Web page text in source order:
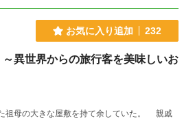
お気に入り追加 232
異世界からの旅行客を美味しいお
祖母の大きな屋敷を持て余していた。 親戚